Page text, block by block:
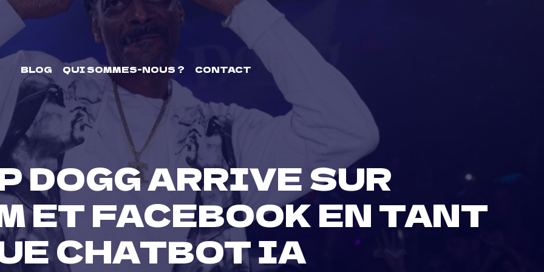
BLOG QUI SOMMES-NOUS ? CONTACT
DOGG ARRIVE SUR
ET FACEBOOK EN TANT
CHATBOT IA